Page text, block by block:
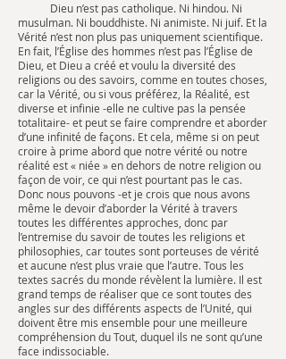
Dieu n’est pas catholique. Ni hindou. Ni
musulman. Ni bouddhiste. Ni animiste. Ni juif. Et la
Vérité n’est non plus pas uniquement scientifique.
En fait, l’Église des hommes n’est pas l’Église de
Dieu, et Dieu a créé et voulu la diversité des
religions ou des savoirs, comme en toutes choses,
car la Vérité, ou si vous préférez, la Réalité, est
diverse et infinie -elle ne cultive pas la pensée
totalitaire- et peut se faire comprendre et aborder
d’une infinité de façons. Et cela, même si on peut
croire à prime abord que notre vérité ou notre
réalité est « niée » en dehors de notre religion ou
façon de voir, ce qui n’est pourtant pas le cas.
Donc nous pouvons -et je crois que nous avons
même le devoir d’aborder la Vérité à travers
toutes les différentes approches, donc par
l’entremise du savoir de toutes les religions et
philosophies, car toutes sont porteuses de vérité
et aucune n’est plus vraie que l’autre. Tous les
textes sacrés du monde révèlent la lumière. Il est
grand temps de réaliser que ce sont toutes des
angles sur des différents aspects de l’Unité, qui
doivent être mis ensemble pour une meilleure
compréhension du Tout, duquel ils ne sont qu’une
face indissociable.